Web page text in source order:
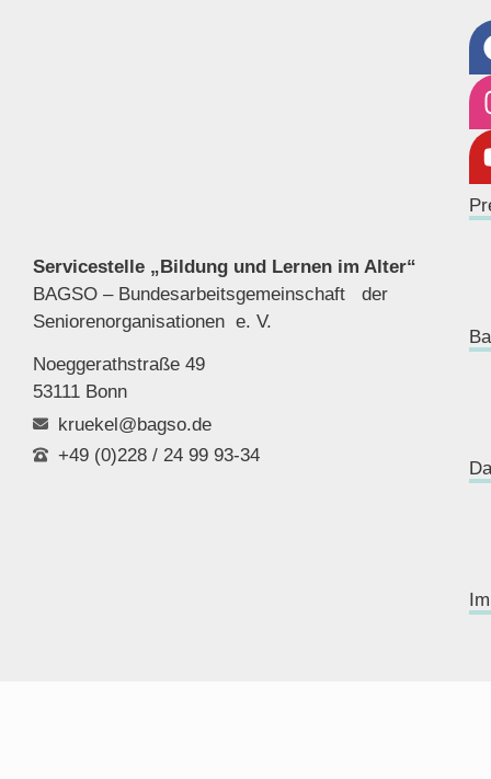
Servicestelle „Bildung und Lernen im Alter“
BAGSO – Bundesarbeitsgemeinschaft der
Seniorenorganisationen e. V.
Noeggerathstraße 49
53111 Bonn
kruekel@bagso.de
+49 (0)228 / 24 99 93-34